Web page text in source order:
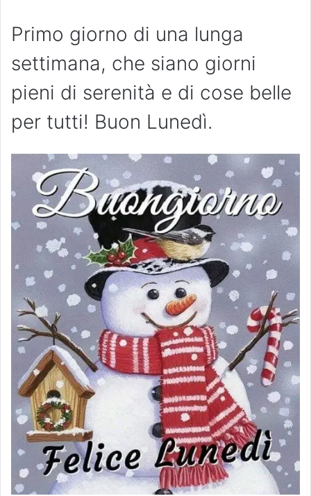
Primo giorno di una lunga
settimana, che siano giorni
pieni di serenità e di cose belle
per tutti! Buon Lunedì.